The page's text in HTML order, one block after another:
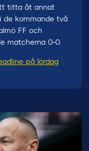
titta åt annat
de kommande två
FF och
matcherna 0-0.
på lördag